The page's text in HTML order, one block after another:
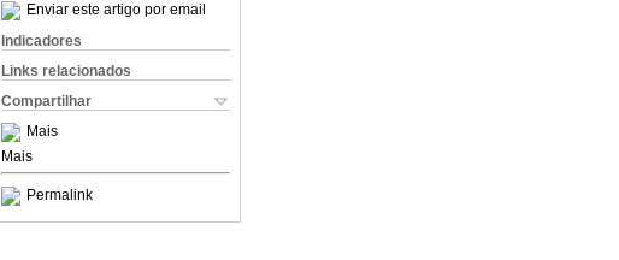
Enviar este artigo por email
Indicadores
Links relacionados
Compartilhar
Mais
Mais
Permalink